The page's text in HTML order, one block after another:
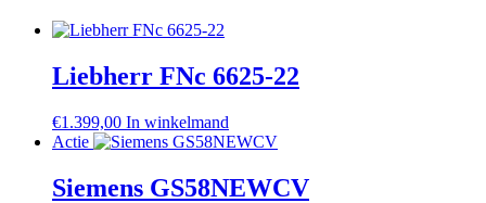
Liebherr FNc 6625-22
€1.399,00 In winkelmand
Actie
Siemens GS58NEWCV